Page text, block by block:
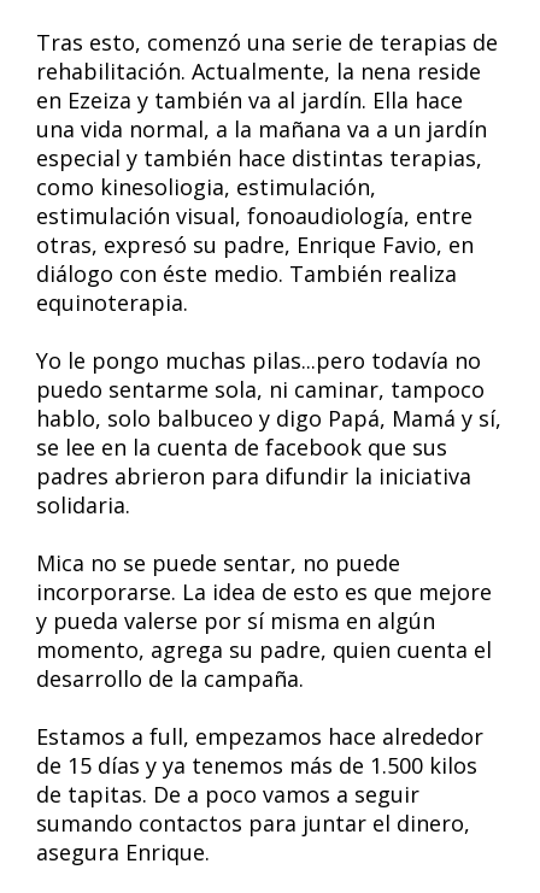
Tras esto, comenzó una serie de terapias de
rehabilitación. Actualmente, la nena reside
en Ezeiza y también va al jardín. Ella hace
una vida normal, a la mañana va a un jardín
especial y también hace distintas terapias,
como kinesoliogia, estimulación,
estimulación visual, fonoaudiología, entre
otras, expresó su padre, Enrique Favio, en
diálogo con éste medio. También realiza
equinoterapia.
Yo le pongo muchas pilas...pero todavía no
puedo sentarme sola, ni caminar, tampoco
hablo, solo balbuceo y digo Papá, Mamá y sí,
se lee en la cuenta de facebook que sus
padres abrieron para difundir la iniciativa
solidaria.
Mica no se puede sentar, no puede
incorporarse. La idea de esto es que mejore
y pueda valerse por sí misma en algún
momento, agrega su padre, quien cuenta el
desarrollo de la campaña.
Estamos a full, empezamos hace alrededor
de 15 días y ya tenemos más de 1.500 kilos
de tapitas. De a poco vamos a seguir
sumando contactos para juntar el dinero,
asegura Enrique.